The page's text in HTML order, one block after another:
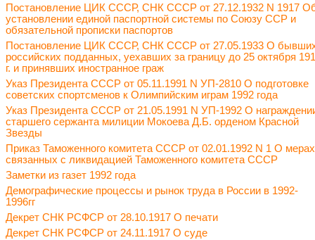
Постановление ЦИК СССР, СНК СССР от 27.12.1932 N 1917
установлении единой паспортной системы по Союзу ССР и
обязательной прописки паспортов
Постановление ЦИК СССР, СНК СССР от 27.05.1933 О
российских подданных, уехавших за границу до 25 октября
г. и принявших иностранное граж
Указ Президента СССР от 05.11.1991 N УП-2810 О подготовке
советских спортсменов к Олимпийским играм 1992 года
Указ Президента СССР от 21.05.1991 N УП-1992 О
старшего сержанта милиции Мокоева Д.Б. орденом Красной
Звезды
Приказ Таможенного комитета СССР от 02.01.1992 N 1 О
связанных с ликвидацией Таможенного комитета СССР
Заметки из газет 1992 года
Демографические процессы и рынок труда в России в 1992-
1996гг
Декрет СНК РСФСР от 28.10.1917 О печати
Декрет СНК РСФСР от 24.11.1917 О суде